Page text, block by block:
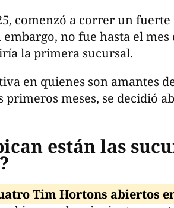
comenzó a correr un
embargo, no fue hasta el
la primera sucursal.
en quienes son amantes
primeros meses, se decidió
están las
Tim Hortons abiertos